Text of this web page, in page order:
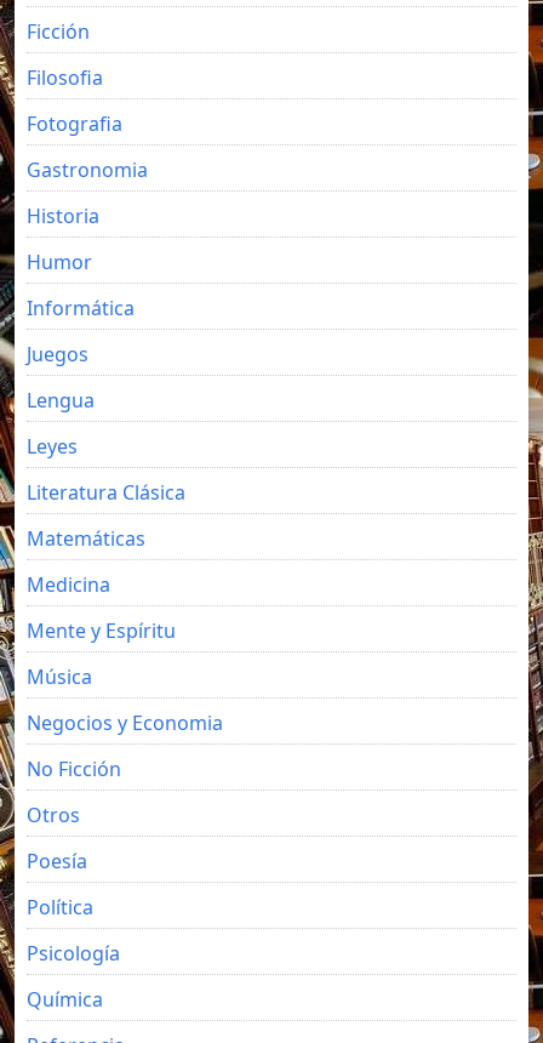
Ficción
Filosofia
Fotografia
Gastronomia
Historia
Humor
Informática
Juegos
Lengua
Leyes
Literatura Clásica
Matemáticas
Medicina
Mente y Espíritu
Música
Negocios y Economia
No Ficción
Otros
Poesía
Política
Psicología
Química